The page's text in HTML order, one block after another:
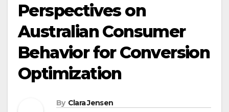
Perspectives on
Australian Consumer
Behavior for Conversion
Optimization
By Clara Jensen